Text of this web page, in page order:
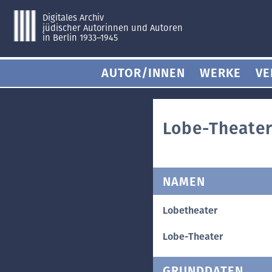
Digitales Archiv
jüdischer Autorinnen und Autoren
in Berlin 1933–1945
AUTOR/INNEN WERKE
Lobe-Theater
NAMEN
Lobetheater
Lobe-Theater